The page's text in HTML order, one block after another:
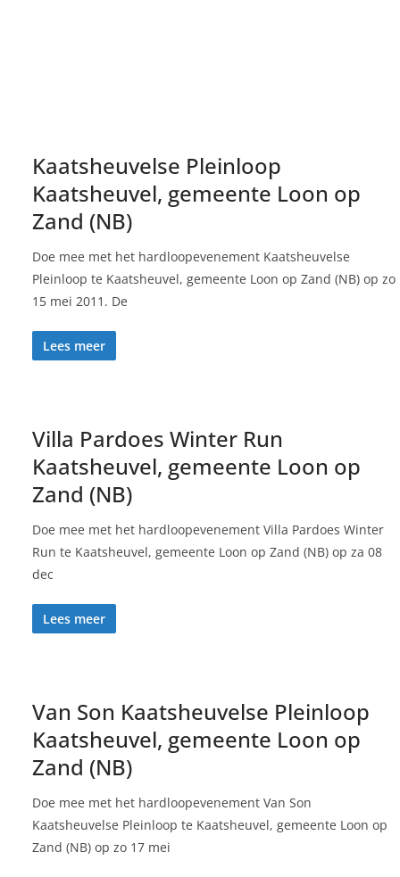
Kaatsheuvelse Pleinloop
Kaatsheuvel, gemeente Loon op
Zand (NB)
Doe mee met het hardloopevenement Kaatsheuvelse
Pleinloop te Kaatsheuvel, gemeente Loon op Zand (NB) op zo
15 mei 2011. De
Lees meer
Villa Pardoes Winter Run
Kaatsheuvel, gemeente Loon op
Zand (NB)
Doe mee met het hardloopevenement Villa Pardoes Winter
Run te Kaatsheuvel, gemeente Loon op Zand (NB) op za 08
dec
Lees meer
Van Son Kaatsheuvelse Pleinloop
Kaatsheuvel, gemeente Loon op
Zand (NB)
Doe mee met het hardloopevenement Van Son
Kaatsheuvelse Pleinloop te Kaatsheuvel, gemeente Loon op
Zand (NB) op zo 17 mei